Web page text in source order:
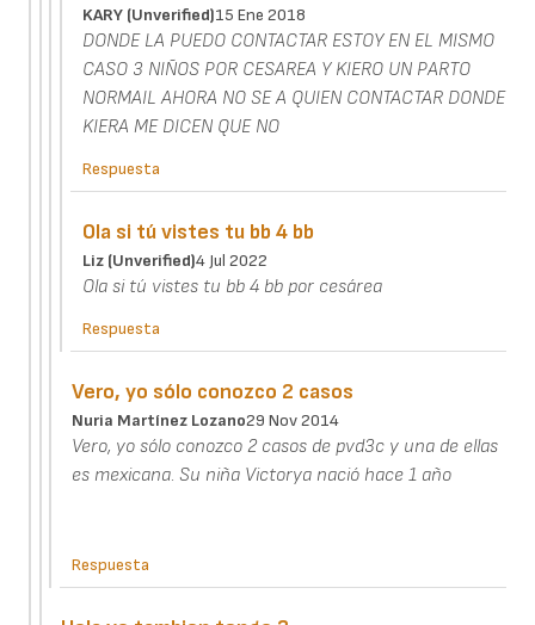
KARY (unverified)15 Ene 2018
DONDE LA PUEDO CONTACTAR ESTOY EN EL MISMO
CASO 3 NIÑOS POR CESAREA Y KIERO UN PARTO
NORMAIL AHORA NO SE A QUIEN CONTACTAR DONDE
KIERA ME DICEN QUE NO
Respuesta
Ola si tú vistes tu bb 4 bb
Liz (unverified)4 Jul 2022
Ola si tú vistes tu bb 4 bb por cesárea
Respuesta
Vero, yo sólo conozco 2 casos
Nuria Martínez Lozano29 Nov 2014
Vero, yo sólo conozco 2 casos de pvd3c y una de ellas
es mexicana. Su niña Victorya nació hace 1 año
Respuesta